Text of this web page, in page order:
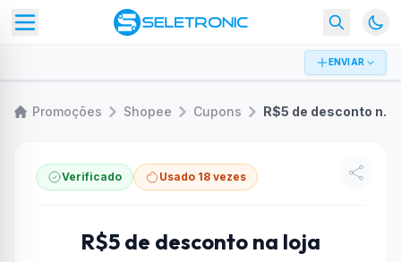
ENVIAR
Promoções Shopee Cupons R$5 de desconto na loja Desinchá Oficial na Shopee
Verificado Usado 18 vezes
R$5 de desconto na loja